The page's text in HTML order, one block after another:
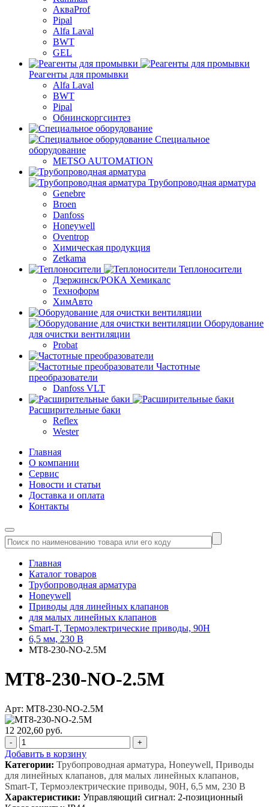
АкваProf
Pipal
Alfa Laval
BWT
GEL
Реагенты для промывки
Alfa Laval
BWT
Pipal
Обнинскоргсинтез
Специальное
оборудование
METSO AUTOMATION
Трубопроводная арматура
Genebre
Broen
Danfoss
Honeywell
Oventrop
Химическая продукция
Zetkama
Теплоносители
Дзержинск/РОКА Хемикалс
Техноформ
ХимАвто
Оборудование
для очистки вентиляции
Probat
Частотные
преобразователи
Danfoss VLT
Расширительные баки
Reflex
Wester
Главная
О компании
Сервис
Новости и статьи
Доставка и оплата
Контакты
Главная
Каталог товаров
Трубопроводная арматура
Honeywell
Приводы для линейных клапанов
для малых линейных клапанов
Smart-T, Термоэлектрические приводы, 90Н
6,5 мм, 230 В
MT8-230-NO-2.5M
MT8-230-NO-2.5M
Арт: MT8-230-NO-2.5M
12 202,60 руб.
- +
Добавить в корзину
Категории: Трубопроводная арматура, Honeywell, Приводы
для линейных клапанов, для малых линейных клапанов,
Smart-T, Термоэлектрические приводы, 90Н, 6,5 мм, 230 В
Характеристики: Управляющий сигнал: 2-позиционный